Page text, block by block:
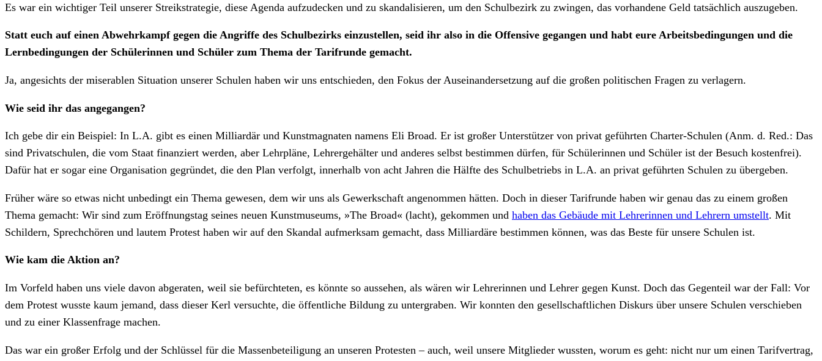
Es war ein wichtiger Teil unserer Streikstrategie, diese Agenda aufzudecken und zu skandalisieren, um den Schulbezirk zu zwingen, das vorhandene Geld tatsächlich auszugeben.
Statt euch auf einen Abwehrkampf gegen die Angriffe des Schulbezirks einzustellen, seid ihr also in die Offensive gegangen und habt eure Arbeitsbedingungen und die
Lernbedingungen der Schülerinnen und Schüler zum Thema der Tarifrunde gemacht.
Ja, angesichts der miserablen Situation unserer Schulen haben wir uns entschieden, den Fokus der Auseinandersetzung auf die großen politischen Fragen zu verlagern.
Wie seid ihr das angegangen?
Ich gebe dir ein Beispiel: In L.A. gibt es einen Milliardär und Kunstmagnaten namens Eli Broad. Er ist großer Unterstützer von privat geführten Charter-Schulen (Anm. d. Red.: Das
sind Privatschulen, die vom Staat finanziert werden, aber Lehrpläne, Lehrergehälter und anderes selbst bestimmen dürfen, für Schülerinnen und Schüler ist der Besuch kostenfrei).
Dafür hat er sogar eine Organisation gegründet, die den Plan verfolgt, innerhalb von acht Jahren die Hälfte des Schulbetriebs in L.A. an privat geführten Schulen zu übergeben.
Früher wäre so etwas nicht unbedingt ein Thema gewesen, dem wir uns als Gewerkschaft angenommen hätten. Doch in dieser Tarifrunde haben wir genau das zu einem großen
Thema gemacht: Wir sind zum Eröffnungstag seines neuen Kunstmuseums, »The Broad« (lacht), gekommen und haben das Gebäude mit Lehrerinnen und Lehrern umstellt. Mit
Schildern, Sprechchören und lautem Protest haben wir auf den Skandal aufmerksam gemacht, dass Milliardäre bestimmen können, was das Beste für unsere Schulen ist.
Wie kam die Aktion an?
Im Vorfeld haben uns viele davon abgeraten, weil sie befürchteten, es könnte so aussehen, als wären wir Lehrerinnen und Lehrer gegen Kunst. Doch das Gegenteil war der Fall: Vor
dem Protest wusste kaum jemand, dass dieser Kerl versuchte, die öffentliche Bildung zu untergraben. Wir konnten den gesellschaftlichen Diskurs über unsere Schulen verschieben
und zu einer Klassenfrage machen.
Das war ein großer Erfolg und der Schlüssel für die Massenbeteiligung an unseren Protesten – auch, weil unsere Mitglieder wussten, worum es geht: nicht nur um einen Tarifvertrag,